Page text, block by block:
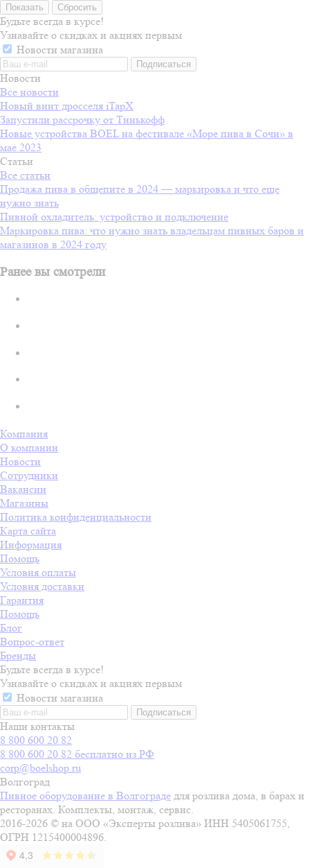
Сбросить
Будьте всегда в курсе!
Узнавайте о скидках и акциях первым
Новости магазина
Новости
Все новости
Новый винт дросселя iTapX
Запустили рассрочку от Тинькофф
Новые устройства BOEL на фестивале «Море пива в Сочи» в
мае 2023
Статьи
Все статьи
Продажа пива в общепите в 2024 — маркировка и что еще
нужно знать
Пивной охладитель: устройство и подключение
Маркировка пива: что нужно знать владельцам пивных баров и
магазинов в 2024 году
Ранее вы смотрели
Компания
О компании
Новости
Сотрудники
Вакансии
Магазины
Политика конфиденциальности
Карта сайта
Информация
Помощь
Условия оплаты
Условия доставки
Гарантия
Помощь
Блог
Вопрос-ответ
Бренды
Будьте всегда в курсе!
Узнавайте о скидках и акциях первым
Новости магазина
Наши контакты
8 800 600 20 82
8 800 600 20 82 бесплатно из РФ
corp@boelshop.ru
Волгоград
Пивное оборудование в Волгограде для розлива дома, в барах и
ресторанах. Комплекты, монтаж, сервис.
2016-2026 © на ООО «Эксперты розлива» ИНН 5405061755,
ОГРН 1215400004896.